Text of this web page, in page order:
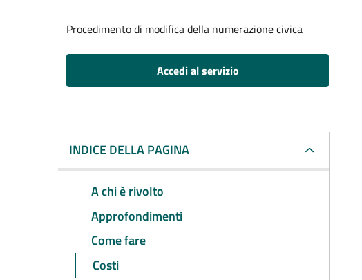
Procedimento di modifica della numerazione civica
Accedi al servizio
INDICE DELLA PAGINA
A chi è rivolto
Approfondimenti
Come fare
Costi